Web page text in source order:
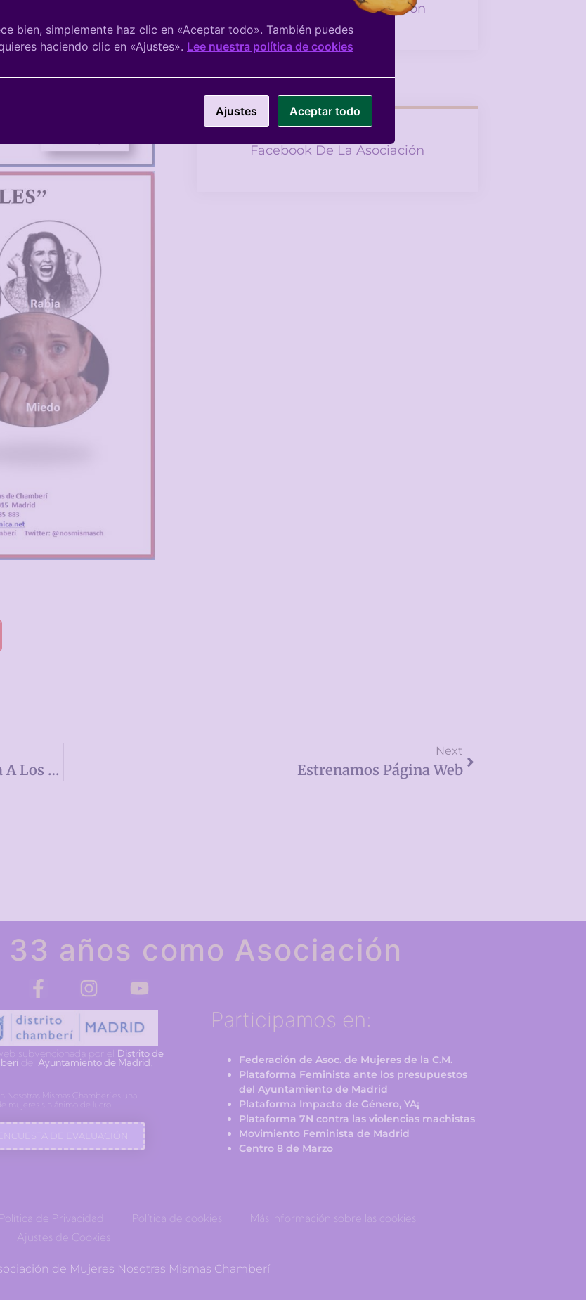
Instagram De La Asociación
Facebook De La Asociación
Seminario De Literatura: «El Hombre Que Amaba A Los Perros»
Next
Estrenamos Página Web
años como Asociación
subvencionada por el Distrito de
delAyuntamiento de Madrid
Nosotras Mismas Chamberí es una
mujeres sin ánimo de lucro.
ENCUESTA DE EVALUACIÓN
Participamos en:
Federación de Asoc. de Mujeres de la C.M.
Plataforma Feminista ante los presupuestos
del Ayuntamiento de Madrid
Plataforma Impacto de Género, YA¡
Plataforma 7N contra las violencias machistas
Movimiento Feminista de Madrid
Centro 8 de Marzo
Política de Privacidad Política de cookies
Más información sobre las cookies
Ajustes de Cookies
de Mujeres Nosotras Mismas Chamberí
bien, simplemente haz clic en «Aceptar todo». También puedes
haciendo clic en «Ajustes». Lee nuestra política de cookies
Ajustes Aceptar todo